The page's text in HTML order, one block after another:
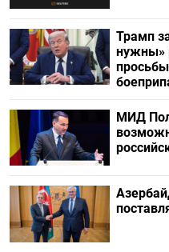
Трамп
нужны»
МИД